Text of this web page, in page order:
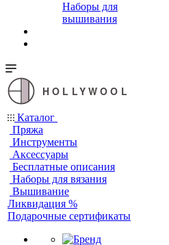
Наборы для
вышивания
HOLLYWOOL
Каталог
Пряжа
Инструменты
Аксессуары
Бесплатные описания
Наборы для вязания
Вышивание
Ликвидация %
Подарочные сертификаты